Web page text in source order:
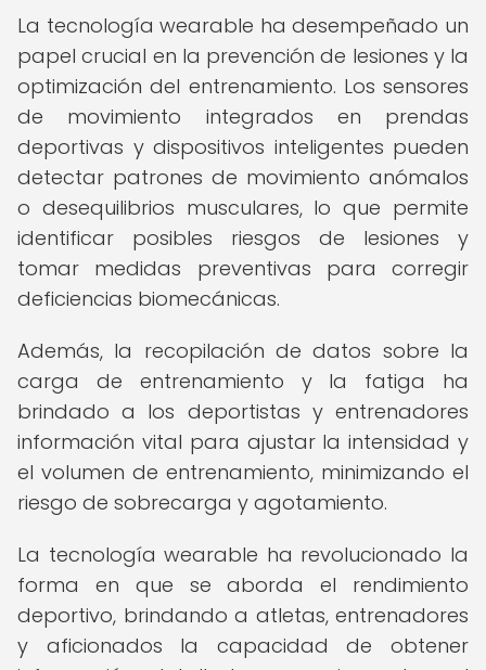
La tecnología wearable ha desempeñado un
papel crucial en la prevención de lesiones y la
optimización del entrenamiento. Los sensores
de movimiento integrados en prendas
deportivas y dispositivos inteligentes pueden
detectar patrones de movimiento anómalos
o desequilibrios musculares, lo que permite
identificar posibles riesgos de lesiones y
tomar medidas preventivas para corregir
deficiencias biomecánicas.
Además, la recopilación de datos sobre la
carga de entrenamiento y la fatiga ha
brindado a los deportistas y entrenadores
información vital para ajustar la intensidad y
el volumen de entrenamiento, minimizando el
riesgo de sobrecarga y agotamiento.
La tecnología wearable ha revolucionado la
forma en que se aborda el rendimiento
deportivo, brindando a atletas, entrenadores
y aficionados la capacidad de obtener